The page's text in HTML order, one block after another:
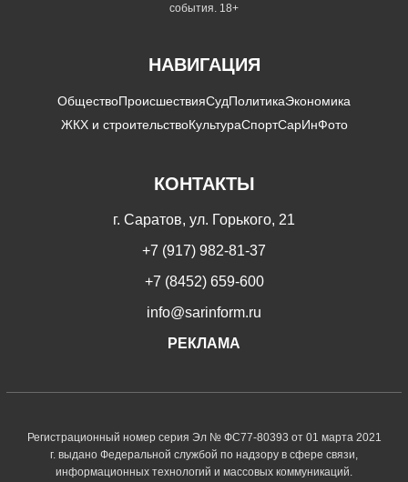
события. 18+
НАВИГАЦИЯ
ОбществоПроисшествияСудПолитикаЭкономика
ЖКХ и строительствоКультураСпортСарИнФото
КОНТАКТЫ
г. Саратов, ул. Горького, 21
+7 (917) 982-81-37
+7 (8452) 659-600
info@sarinform.ru
РЕКЛАМА
Регистрационный номер серия Эл № ФС77-80393 от 01 марта 2021
г. выдано Федеральной службой по надзору в сфере связи,
информационных технологий и массовых коммуникаций.